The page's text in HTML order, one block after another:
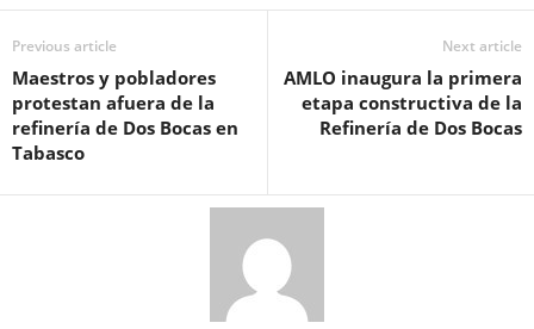
Previous article
Maestros y pobladores
protestan afuera de la
refinería de Dos Bocas en
Tabasco
Next article
AMLO inaugura la primera
etapa constructiva de la
Refinería de Dos Bocas